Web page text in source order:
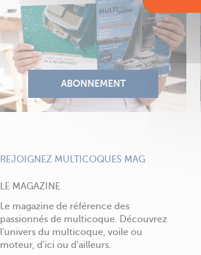
REJOIGNEZ MULTICOQUES MAG
LE MAGAZINE
Le magazine de référence des
passionnés de multicoque. Découvrez
l'univers du multicoque, voile ou
moteur, d'ici ou d'ailleurs.